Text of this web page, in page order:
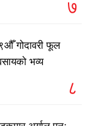
७
गोदावरी फूल
भव्य
८